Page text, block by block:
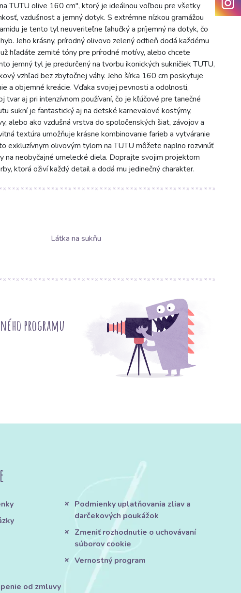
TUTU olive 160 cm", ktorý je ideálnou voľbou pre všetky
vzdušnosť a jemný dotyk. S extrémne nízkou gramážou
je tento tyl neuveriteľne ľahučký a príjemný na dotyk, čo
Jeho krásny, prírodný olivovo zelený odtieň dodá každému
hľadáte zemité tóny pre prírodné motívy, alebo chcete
jemný tyl je predurčený na tvorbu ikonických sukničiek TUTU,
vzhľad bez zbytočnej váhy. Jeho šírka 160 cm poskytuje
a objemné kreácie. Vďaka svojej pevnosti a odolnosti,
tvar aj pri intenzívnom používaní, čo je kľúčové pre tanečné
sukní je fantastický aj na detské karnevalové kostýmy,
alebo ako vzdušná vrstva do spoločenských šiat, závojov a
textúra umožňuje krásne kombinovanie farieb a vytváranie
exkluzívnym olivovým tylom na TUTU môžete naplno rozvinúť
na neobyčajné umelecké diela. Doprajte svojim projektom
ktorá oživí každý detail a dodá mu jedinečný charakter.
Látka na sukňu
programu
od zmluvy
Podmienky uplatňovania zliav a
darčekových poukážok
Zmeniť rozhodnutie o uchovávaní
súborov cookie
Vernostný program